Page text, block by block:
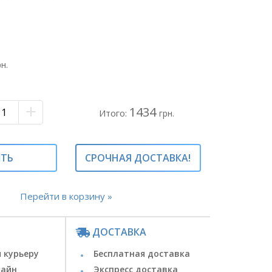
Итого: 1434 грн.
СРОЧНАЯ ДОСТАВКА!
Перейти в корзину »
ДОСТАВКА
Бесплатная доставка
Экспресс доставка